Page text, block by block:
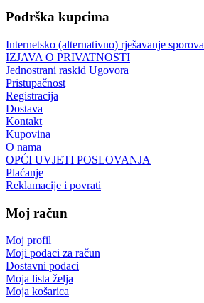
Podrška kupcima
Internetsko (alternativno) rješavanje sporova
IZJAVA O PRIVATNOSTI
Jednostrani raskid Ugovora
Pristupačnost
Registracija
Dostava
Kontakt
Kupovina
O nama
OPĆI UVJETI POSLOVANJA
Plaćanje
Reklamacije i povrati
Moj račun
Moj profil
Moji podaci za račun
Dostavni podaci
Moja lista želja
Moja košarica